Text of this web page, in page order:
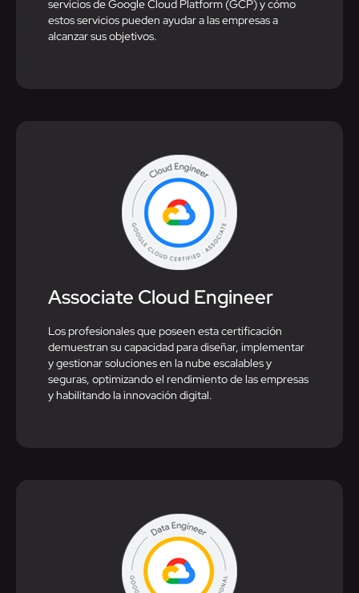
servicios de Google Cloud Platform (GCP) y cómo
estos servicios pueden ayudar a las empresas a
alcanzar sus objetivos.​
Associate Cloud Engineer​
Los profesionales que poseen esta certificación
demuestran su capacidad para diseñar, implementar
y gestionar soluciones en la nube escalables y
seguras, optimizando el rendimiento de las empresas
y habilitando la innovación digital.​